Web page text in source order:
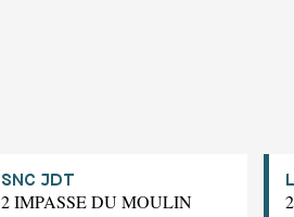
SNC JDT
2 IMPASSE DU MOULIN